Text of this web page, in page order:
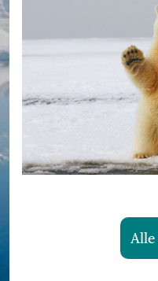
Alle